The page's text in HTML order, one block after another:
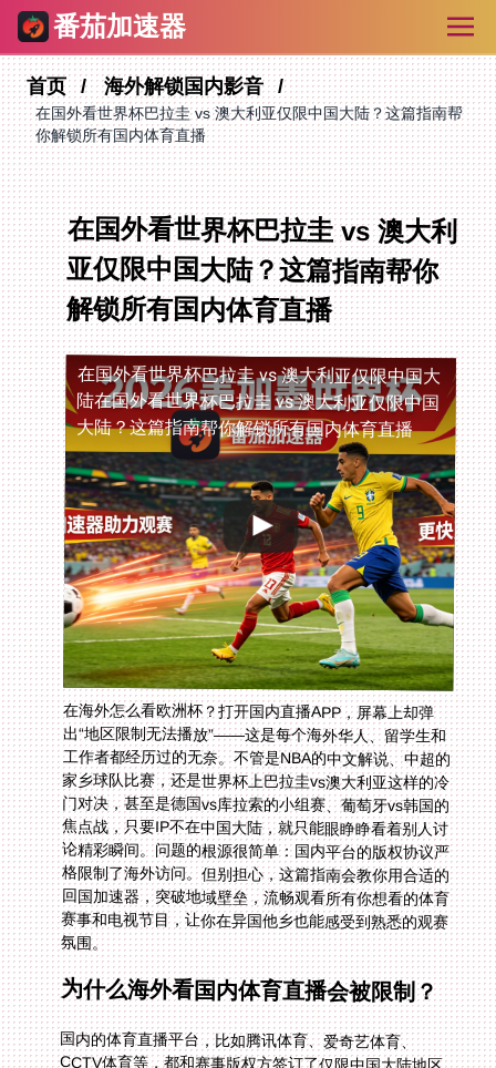
番茄加速器
首页 海外解锁国内影音
在国外看世界杯巴拉圭 vs 澳大利亚仅限中国大陆？这篇指南帮
你解锁所有国内体育直播
在国外看世界杯巴拉圭 vs 澳大利
亚仅限中国大陆？这篇指南帮你
解锁所有国内体育直播
在国外看世界杯巴拉圭 vs 澳大利亚仅限中国大
陆在国外看世界杯巴拉圭 vs 澳大利亚仅限中国
大陆？这篇指南帮你解锁所有国内体育直播
在海外怎么看欧洲杯？打开国内直播APP，屏幕上却弹
出“地区限制无法播放”——这是每个海外华人、留学生和
工作者都经历过的无奈。不管是NBA的中文解说、中超的
家乡球队比赛，还是世界杯上巴拉圭vs澳大利亚这样的冷
门对决，甚至是德国vs库拉索的小组赛、葡萄牙vs韩国的
焦点战，只要IP不在中国大陆，就只能眼睁睁看着别人讨
论精彩瞬间。问题的根源很简单：国内平台的版权协议严
格限制了海外访问。但别担心，这篇指南会教你用合适的
回国加速器，突破地域壁垒，流畅观看所有你想看的体育
赛事和电视节目，让你在异国他乡也能感受到熟悉的观赛
氛围。
为什么海外看国内体育直播会被限制？
国内的体育直播平台，比如腾讯体育、爱奇艺体育、
CCTV体育等，都和赛事版权方签订了仅限中国大陆地区
播放的协议。这意味着，当你的IP地址显示在海外时，平
台会自动识别并阻止访问。比如想看世界杯德国 vs 库拉
索的比赛，打开APP却显示“当前IP受限制”；或者葡萄牙
vs 韩国的对决，点击播放后直接提示“无法播放”——这些
都是版权限制带来的结果。此外，海外网络环境和国内的
差异，也会导致直播卡顿、延迟，即使能访问也体验不